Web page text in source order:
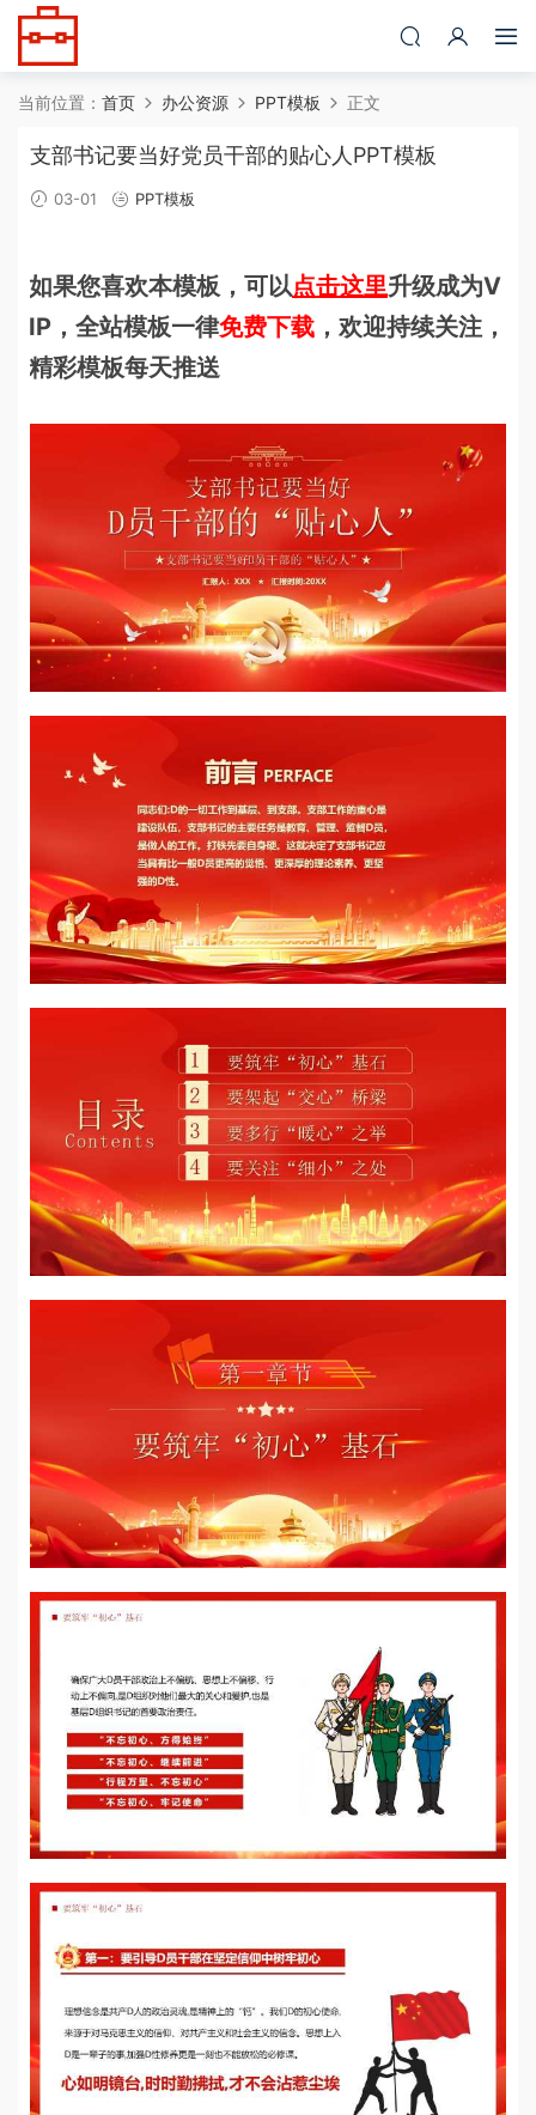
当前位置： 首页 办公资源 PPT模板 正文
支部书记要当好党员干部的贴心人PPT模板
03-01 PPT模板
如果您喜欢本模板，可以点击这里升级成为V
IP，全站模板一律免费下载 ，欢迎持续关注，
精彩模板每天推送